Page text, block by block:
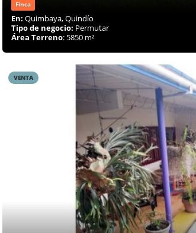
Finca
En: Quimbaya, Quindío
Tipo de negocio: Permutar
Área Terreno: 5850 m²
VENTA